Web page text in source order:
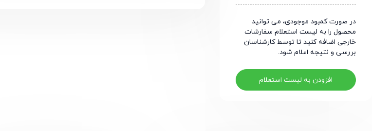
در صورت کمبود موجودی، می توانید
محصول را به لیست استعلام سفارشات
خارجی اضافه کنید تا توسط کارشناسان
بررسی و نتیجه اعلام شود.
افزودن به لیست استعلام